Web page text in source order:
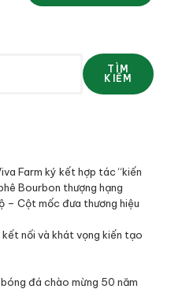
TÌM
KIẾM
Farm ký kết hợp tác “kiến
Bourbon thượng hạng
– Cột mốc đưa thương hiệu
nối và khát vọng kiến tạo
đá chào mừng 50 năm